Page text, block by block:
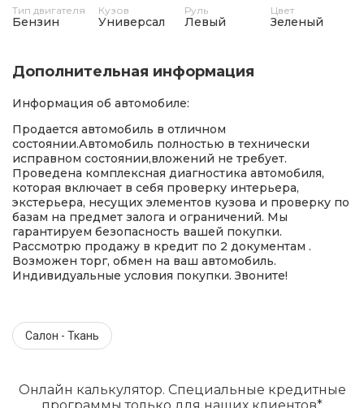
Тип двигателя
Бензин
Кузов
Универсал
Руль
Левый
Цвет
Зеленый
Дополнительная информация
Информация об автомобиле:
Продается автомобиль в отличном
состоянии.Автомобиль полностью в технически
исправном состоянии,вложений не требует.
Проведена комплексная диагностика автомобиля,
которая включает в себя проверку интерьера,
экстерьера, несущих элементов кузова и проверку по
базам на предмет залога и ограничений. Мы
гарантируем безопасность вашей покупки.
Рассмотрю продажу в кредит по 2 документам .
Возможен торг, обмен на ваш автомобиль.
Индивидуальные условия покупки. Звоните!
Салон - Ткань
Онлайн калькулятор. Специальные кредитные